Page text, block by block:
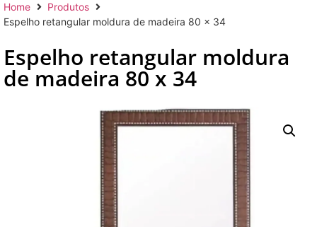
Home
Produtos
Espelho retangular moldura de madeira 80 x 34
Espelho retangular moldura
de madeira 80 x 34